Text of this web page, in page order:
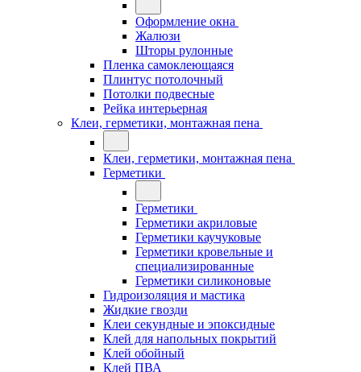
Оформление окна
Жалюзи
Шторы рулонные
Пленка самоклеющаяся
Плинтус потолочный
Потолки подвесные
Рейка интерьерная
Клеи, герметики, монтажная пена
Клеи, герметики, монтажная пена
Герметики
Герметики
Герметики акриловые
Герметики каучуковые
Герметики кровельные и
специализированные
Герметики силиконовые
Гидроизоляция и мастика
Жидкие гвозди
Клеи секундные и эпоксидные
Клей для напольных покрытий
Клей обойный
Клей ПВА